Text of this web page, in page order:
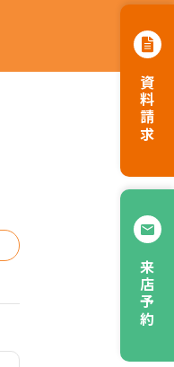
資料請求
来店予約